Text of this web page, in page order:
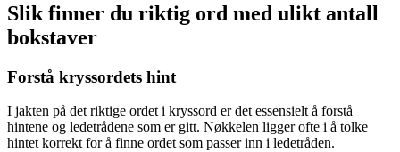
Slik finner du riktig ord med ulikt antall
bokstaver
Forstå kryssordets hint
I jakten på det riktige ordet i kryssord er det essensielt å forstå
hintene og ledetrådene som er gitt. Nøkkelen ligger ofte i å tolke
hintet korrekt for å finne ordet som passer inn i ledetråden.